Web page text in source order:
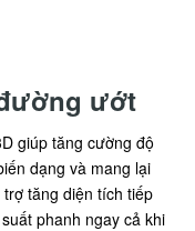
ướt
giúp tăng cường độ
dạng và mang lại
tăng diện tích tiếp
phanh ngay cả khi